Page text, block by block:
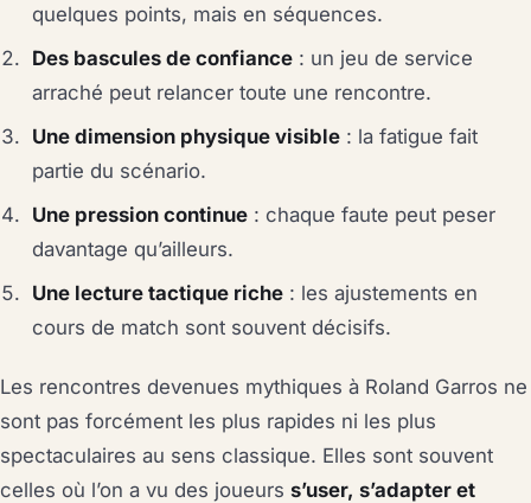
quelques points, mais en séquences.
Des bascules de confiance : un jeu de service
arraché peut relancer toute une rencontre.
Une dimension physique visible : la fatigue fait
partie du scénario.
Une pression continue : chaque faute peut peser
davantage qu’ailleurs.
Une lecture tactique riche : les ajustements en
cours de match sont souvent décisifs.
Les rencontres devenues mythiques à Roland Garros ne
sont pas forcément les plus rapides ni les plus
spectaculaires au sens classique. Elles sont souvent
celles où l’on a vu des joueurs s’user, s’adapter et